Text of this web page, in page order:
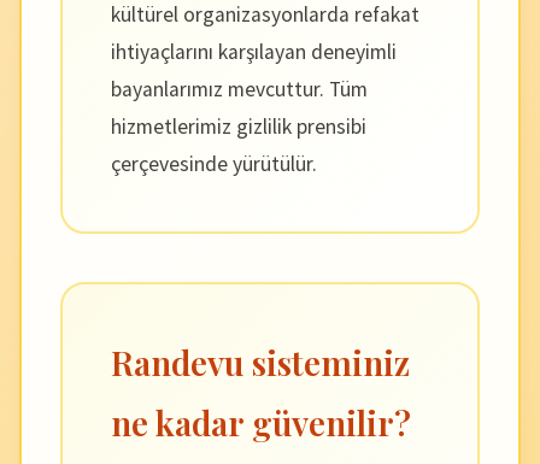
kültürel organizasyonlarda refakat
ihtiyaçlarını karşılayan deneyimli
bayanlarımız mevcuttur. Tüm
hizmetlerimiz gizlilik prensibi
çerçevesinde yürütülür.
Randevu sisteminiz
ne kadar güvenilir?